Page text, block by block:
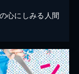
心にしみる人間